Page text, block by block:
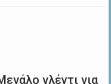
γλέντι για